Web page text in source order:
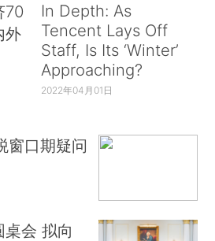
70
外
In Depth: As
Tencent Lays Off
Staff, Is Its ‘Winter’
Approaching?
2022年04月01日
窗口期疑问
会 拟向